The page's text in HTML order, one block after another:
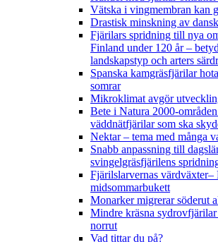
Vätska i vingmembran kan
Drastisk minskning av
Fjärilars spridning till nya
Finland under 120 år–
landskapstyp och arters
Spanska kamgräsfjärilar
somrar
Mikroklimat avgör
Bete i Natura 2000-
väddnätfjärilar som ska
Nektar – tema med många
Snabb anpassning till
svingelgräsfjärilens
Fjärilslarvernas värdväxter–
midsommarbukett
Monarker migrerar söderut
Mindre kräsna
norrut
Vad tittar du på?